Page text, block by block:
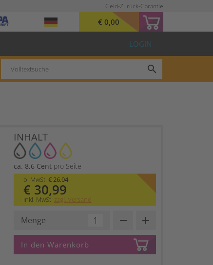
Geld-Zurück-Garantie
€ 0,00
LOGIN
search
INHALT
ca. 8,6 Centpro Seite
o. MwSt. € 26,04
€ 30,99
inkl. MwSt. zzgl. Versand
Menge remove add
In den Warenkorb